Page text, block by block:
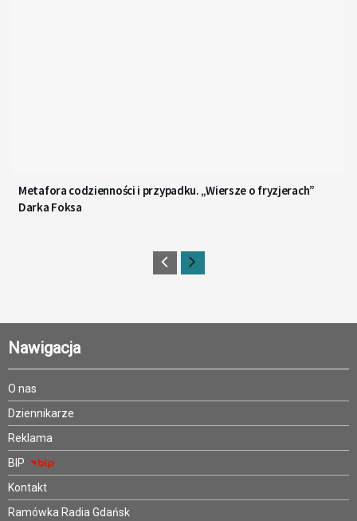
Metafora codzienności i przypadku. „Wiersze o fryzjerach”
Darka Foksa
Nawigacja
O nas
Dziennikarze
Reklama
BIP
Kontakt
Ramówka Radia Gdańsk